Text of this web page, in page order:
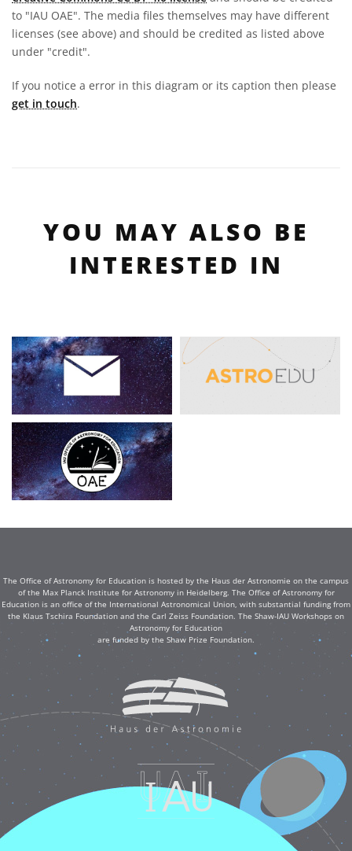
to "IAU OAE". The media files themselves may have different
licenses (see above) and should be credited as listed above
under "credit".
If you notice a error in this diagram or its caption then please
get in touch.
YOU MAY ALSO BE
INTERESTED IN
The Office of Astronomy for Education is hosted by the Haus der Astronomie on the campus
of the Max Planck Institute for Astronomy in Heidelberg. The Office of Astronomy for
Education is an office of the International Astronomical Union, with substantial funding from
the Klaus Tschira Foundation and the Carl Zeiss Foundation. The Shaw-IAU Workshops on
Astronomy for Education
are funded by the Shaw Prize Foundation.